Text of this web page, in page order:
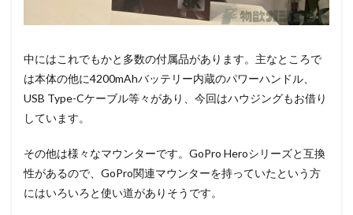
中にはこれでもかと多数の付属品があります。主なところで
は本体の他に4200mAhバッテリー内蔵のパワーハンドル、
USB Type-Cケーブル等々があり、今回はハウジングもお借り
しています。
その他は様々なマウンターです。GoPro Heroシリーズと互換
性があるので、GoPro関連マウンターを持っていたという方
にはいろいろと使い道がありそうです。